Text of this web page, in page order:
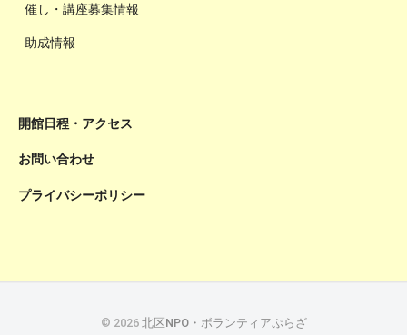
催し・講座募集情報
助成情報
開館日程・アクセス
お問い合わせ
プライバシーポリシー
© 2026 北区NPO・ボランティアぷらざ